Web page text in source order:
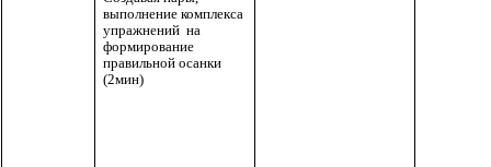
выполнение комплекса
упражнений на
формирование
правильной осанки
(2мин)